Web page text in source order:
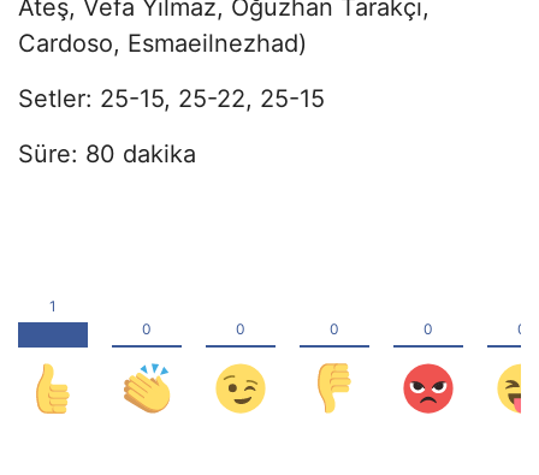
Ateş, Vefa Yılmaz, Oğuzhan Tarakçı,
Cardoso, Esmaeilnezhad)
Setler: 25-15, 25-22, 25-15
Süre: 80 dakika